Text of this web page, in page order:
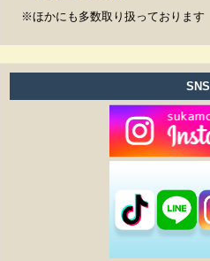
※ほかにも多数取り扱っております
SNS